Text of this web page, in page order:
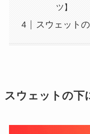
ツ】
スウェット
スウェットの下